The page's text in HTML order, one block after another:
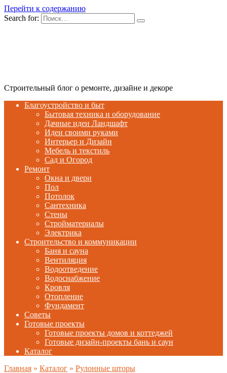
Перейти к содержанию
Search for:
Строительный блог о ремонте, дизайне и декоре
Благоустройство и быт
Бытовая техника и оборудование
Дачные идеи Ландшафт
Идеи своими руками
Интерьер и Дизайн
Мебель и текстиль
Сад и Огород
Ремонт
Окна и двери
Пол
Потолок
Сантехника
Стены
Стройматериалы
Электрика
Строительство и коммуникации
Баня и сауна
Вентиляция
Водоотведение
Водоснабжение
Кровля
Отопление
Фундамент
Советы
Готовые проекты
Готовые проекты домов и коттеджей
Готовые дизайн-проекты бань и саун
Каталог
Главная » Каталог » Рулонные шторы